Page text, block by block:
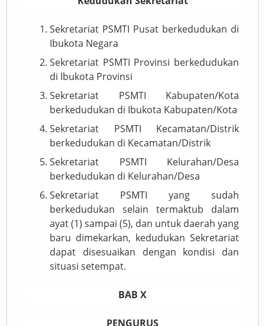
Sekretariat PSMTI Pusat berkedudukan di
Ibukota Negara
Sekretariat PSMTI Provinsi berkedudukan
di Ibukota Provinsi
Sekretariat PSMTI Kabupaten/Kota
berkedudukan di Ibukota Kabupaten/Kota
Sekretariat PSMTI Kecamatan/Distrik
berkedudukan di Kecamatan/Distrik
Sekretariat PSMTI Kelurahan/Desa
berkedudukan di Kelurahan/Desa
Sekretariat PSMTI yang sudah
berkedudukan selain termaktub dalam
ayat (1) sampai (5), dan untuk daerah yang
baru dimekarkan, kedudukan Sekretariat
dapat disesuaikan dengan kondisi dan
situasi setempat.
BAB X
PENGURUS